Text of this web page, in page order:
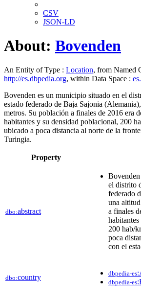
CSV
JSON-LD
About: Bovenden
An Entity of Type : Location, from Named
http://es.dbpedia.org, within Data Space :
Bovenden es un municipio situado en el
estado federado de Baja Sajonia
metros. Su población a finales de 2016 era
habitantes y su densidad poblacional, 200
ubicado a poca distancia al norte de la
Turingia.
Property
dbo:abstract
el distrito
federado
una
a finales
200 hab/
poca
con el
dbo:country dbpedia-es
dbpedia-es